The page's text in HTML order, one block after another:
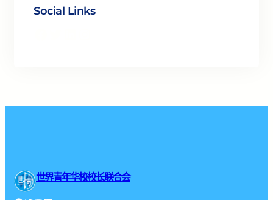
Social Links
世界青年华校校长联合会